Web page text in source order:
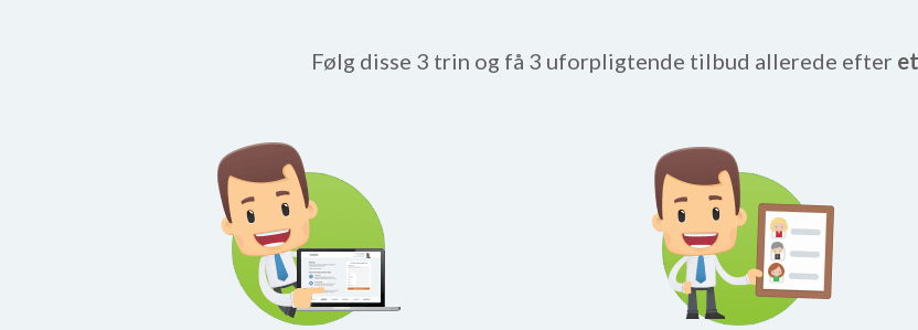
Følg disse 3 trin og få 3 uforpligtende tilbud allerede efter